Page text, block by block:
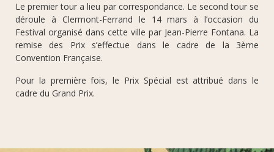
Le premier tour a lieu par correspondance. Le second tour se
déroule à Clermont-Ferrand le 14 mars à l’occasion du
Festival organisé dans cette ville par Jean-Pierre Fontana. La
remise des Prix s’effectue dans le cadre de la 3ème
Convention Française.
Pour la première fois, le Prix Spécial est attribué dans le
cadre du Grand Prix.